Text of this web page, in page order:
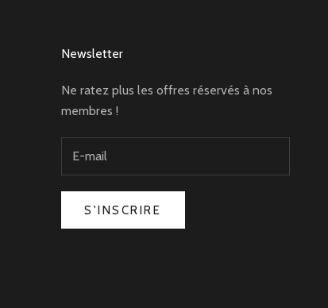
Newsletter
Ne ratez plus les offres réservés à nos
membres !
S'INSCRIRE